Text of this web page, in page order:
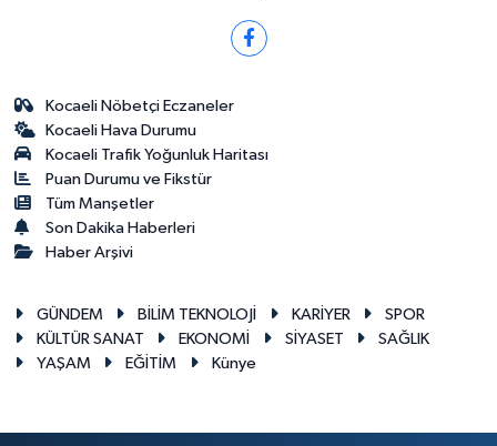
Kocaeli Nöbetçi Eczaneler
Kocaeli Hava Durumu
Kocaeli Trafik Yoğunluk Haritası
Puan Durumu ve Fikstür
Tüm Manşetler
Son Dakika Haberleri
Haber Arşivi
GÜNDEM BİLİM TEKNOLOJİ KARİYER
SPOR
KÜLTÜR SANAT
EKONOMİ SİYASET
SAĞLIK
YAŞAM
EĞİTİM Künye